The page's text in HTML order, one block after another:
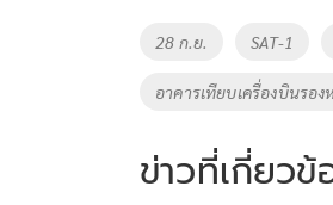
o
k
Li
n
k
Tags
28 ก.ย. SAT-1
อาคารเทียบเครื่องบินรอง
ข่าวที่เกี่ยวข้